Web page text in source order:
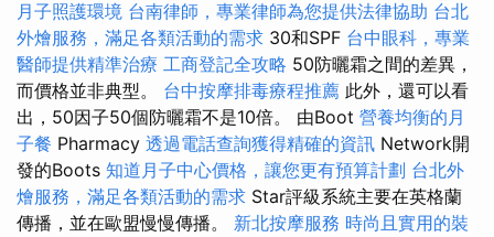
月子照護環境 台南律師，專業律師為您提供法律協助 台北
外燴服務，滿足各類活動的需求 30和SPF 台中眼科，專業
醫師提供精準治療 工商登記全攻略 50防曬霜之間的差異，
而價格並非典型。 台中按摩排毒療程推薦 此外，還可以看
出，50因子50個防曬霜不是10倍。 由Boot 營養均衡的月
子餐 Pharmacy 透過電話查詢獲得精確的資訊 Network開
發的Boots 知道月子中心價格，讓您更有預算計劃 台北外
燴服務，滿足各類活動的需求 Star評級系統主要在英格蘭
傳播，並在歐盟慢慢傳播。 新北按摩服務 時尚且實用的裝